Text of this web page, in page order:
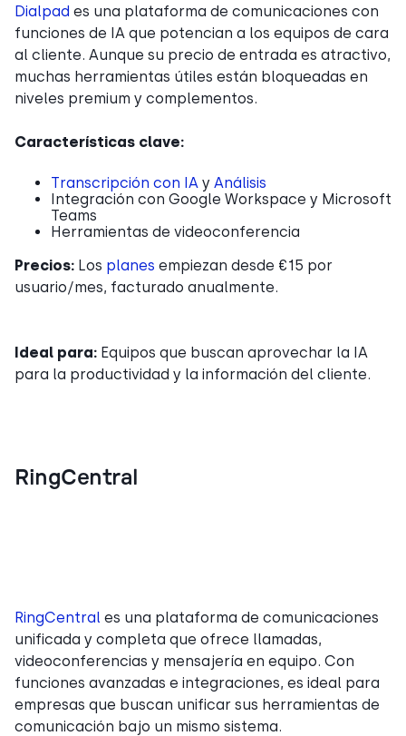
Dialpad es una plataforma de comunicaciones con
funciones de IA que potencian a los equipos de cara
al cliente. Aunque su precio de entrada es atractivo,
muchas herramientas útiles están bloqueadas en
niveles premium y complementos.
Características clave:
Transcripción con IA y Análisis
Integración con Google Workspace y Microsoft
Teams
Herramientas de videoconferencia
Precios: Los planes empiezan desde €15 por
usuario/mes, facturado anualmente.
Ideal para: Equipos que buscan aprovechar la IA
para la productividad y la información del cliente.
RingCentral
RingCentral es una plataforma de comunicaciones
unificada y completa que ofrece llamadas,
videoconferencias y mensajería en equipo. Con
funciones avanzadas e integraciones, es ideal para
empresas que buscan unificar sus herramientas de
comunicación bajo un mismo sistema.